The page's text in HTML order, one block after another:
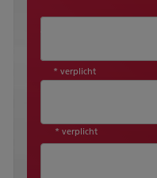
* verplicht
* verplicht